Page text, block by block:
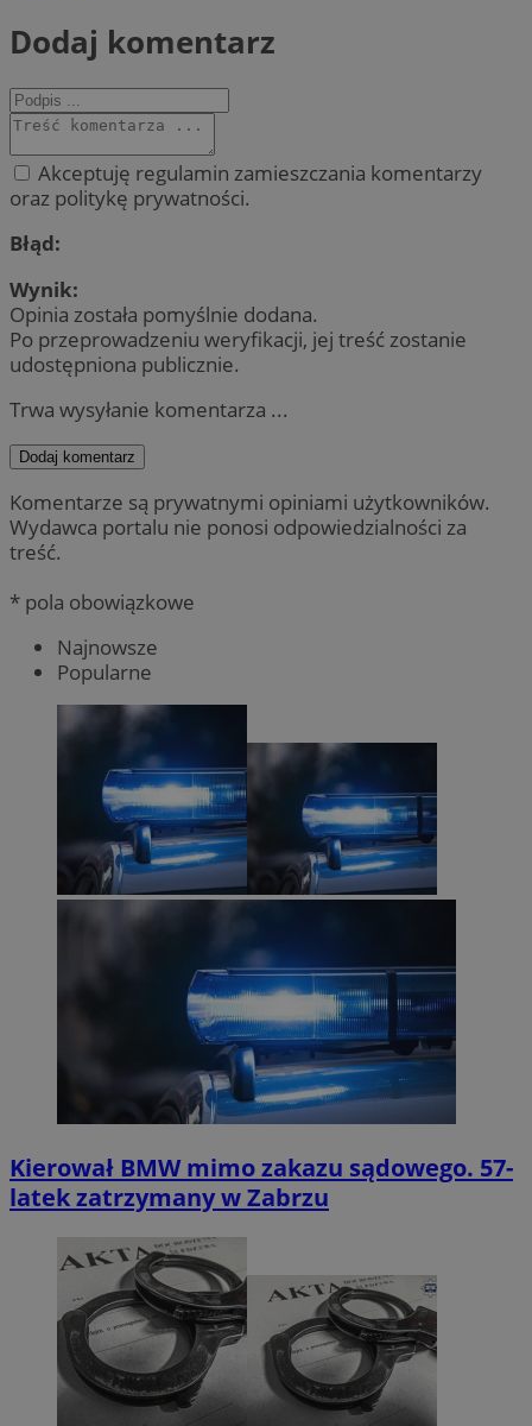
Dodaj komentarz
Akceptuję regulamin zamieszczania komentarzy
oraz politykę prywatności.
Błąd:
Wynik:
Opinia została pomyślnie dodana.
Po przeprowadzeniu weryfikacji, jej treść zostanie
udostępniona publicznie.
Trwa wysyłanie komentarza ...
Dodaj komentarz
Komentarze są prywatnymi opiniami użytkowników.
Wydawca portalu nie ponosi odpowiedzialności za
treść.
* pola obowiązkowe
Najnowsze
Popularne
Kierował BMW mimo zakazu sądowego. 57-
latek zatrzymany w Zabrzu